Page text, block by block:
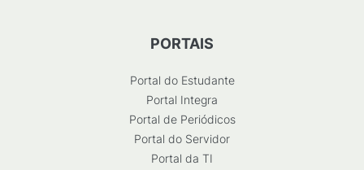
PORTAIS
Portal do Estudante
Portal Integra
Portal de Periódicos
Portal do Servidor
Portal da TI